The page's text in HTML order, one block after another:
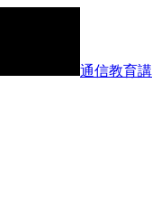
通信教育